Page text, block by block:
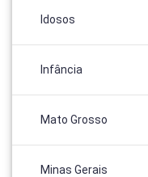
Idosos
Infância
Mato Grosso
Minas Gerais